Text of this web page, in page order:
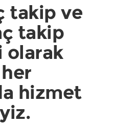
takip ve
takip
olarak
her
hizmet